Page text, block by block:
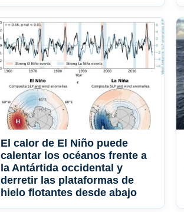
El calor de El Niño puede
calentar los océanos frente a
la Antártida occidental y
derretir las plataformas de
hielo flotantes desde abajo